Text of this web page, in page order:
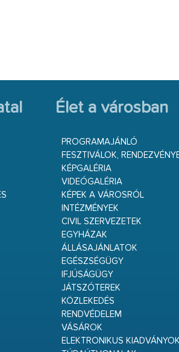
Élet a városban
PROGRAMAJÁNLÓ
FESZTIVÁLOK,
KÉPGALÉRIA
VIDEÓGALÉRIA
KÉPEK A VÁROSRÓL
INTÉZMÉNYEK
CIVIL SZERVEZETEK
EGYHÁZAK
ÁLLÁSAJÁNLATOK
EGÉSZSÉGÜGY
IFJÚSÁGÜGY
JÁTSZÓTEREK
KÖZLEKEDÉS
RENDVÉDELEM
VÁSÁROK
ELEKTRONIKUS KIADVÁNYOK